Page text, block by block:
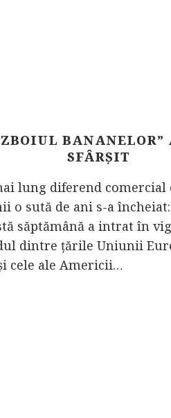
BANANELOR”
SFÂRŞIT
lung diferend comercial
o sută de ani s-a
săptămână a intrat în
dintre ţările Uniunii
cele ale Americii…